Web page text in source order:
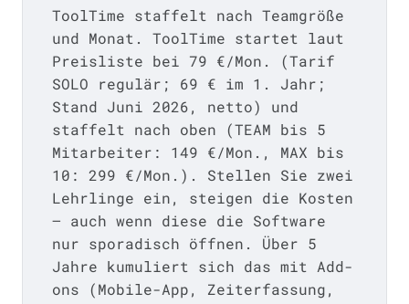
ToolTime staffelt nach Teamgröße
und Monat. ToolTime startet laut
Preisliste bei 79 €/Mon. (Tarif
SOLO regulär; 69 € im 1. Jahr;
Stand Juni 2026, netto) und
staffelt nach oben (TEAM bis 5
Mitarbeiter: 149 €/Mon., MAX bis
10: 299 €/Mon.). Stellen Sie zwei
Lehrlinge ein, steigen die Kosten
— auch wenn diese die Software
nur sporadisch öffnen. Über 5
Jahre kumuliert sich das mit Add-
ons (Mobile-App, Zeiterfassung,